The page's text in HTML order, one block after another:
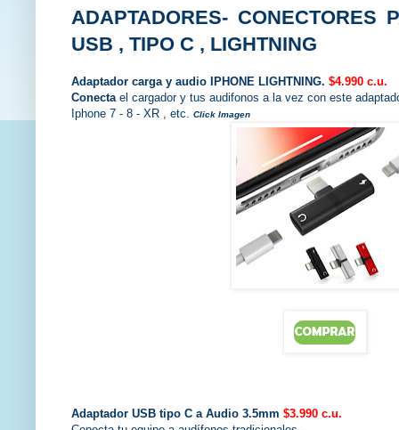
ADAPTADORES- CONECTORES
USB , TIPO C , LIGHTNING
Adaptador carga y audio IPHONE LIGHTNING. $4.990 c.u.
Conectael cargador y tus audifonos a la vez con este
Iphone 7 - 8 - XR , etc. Click Imagen
Adaptador USB tipo C a Audio 3.5mm $3.990 c.u.